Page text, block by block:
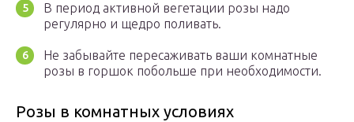
В период активной вегетации розы надо
регулярно и щедро поливать.
Не забывайте пересаживать ваши комнатные
розы в горшок побольше при необходимости.
Розы в комнатных условиях